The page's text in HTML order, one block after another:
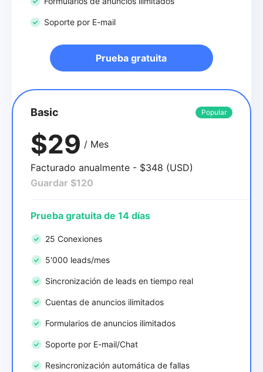
Soporte por E-mail
Prueba gratuita
Basic Popular
$29 / Mes
Facturado anualmente - $348 (USD)
Guardar $120
Prueba gratuita de 14 días
25 Conexiones
5'000 leads/mes
Sincronización de leads en tiempo real
Cuentas de anuncios ilimitados
Formularios de anuncios ilimitados
Soporte por E-mail/Chat
Resincronización automática de fallas